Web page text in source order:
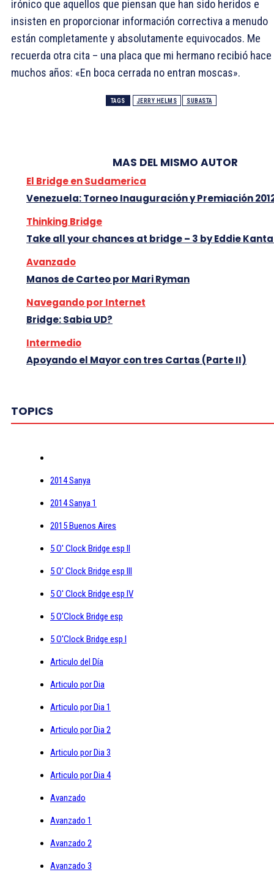
irónico que aquellos que piensan que han sido heridos e
insisten en proporcionar información correctiva a menudo
están completamente y absolutamente equivocados. Me
recuerda otra cita – una placa que mi hermano recibió hace
muchos años: «En boca cerrada no entran moscas».
TAGS JERRY HELMS SUBASTA
MAS DEL MISMO AUTOR
El Bridge en Sudamerica
Venezuela: Torneo Inauguración y Premiación
Thinking Bridge
Take all your chances at bridge – 3 by Eddie
Avanzado
Manos de Carteo por Mari Ryman
Navegando por Internet
Bridge: Sabia UD?
Intermedio
Apoyando el Mayor con tres Cartas (Parte II)
TOPICS
2014 Sanya
2014 Sanya 1
2015 Buenos Aires
5 O' Clock Bridge esp II
5 O' Clock Bridge esp III
5 O' Clock Bridge esp IV
5 O'Clock Bridge esp
5 O'Clock Bridge esp I
Articulo del Día
Articulo por Dia
Articulo por Dia 1
Articulo por Dia 2
Articulo por Dia 3
Articulo por Dia 4
Avanzado
Avanzado 1
Avanzado 2
Avanzado 3